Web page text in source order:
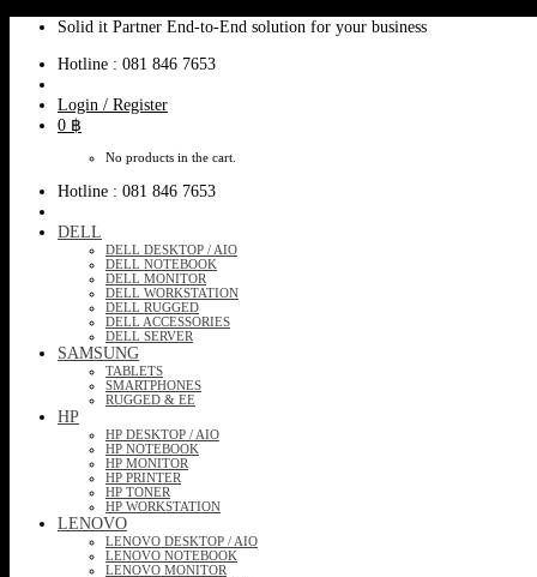
content
Solid it Partner End-to-End solution for your business
Hotline : 081 846 7653
Login / Register
0 ฿
No products in the cart.
Hotline : 081 846 7653
DELL
DELL DESKTOP / AIO
DELL NOTEBOOK
DELL MONITOR
DELL WORKSTATION
DELL RUGGED
DELL ACCESSORIES
DELL SERVER
SAMSUNG
TABLETS
SMARTPHONES
RUGGED & EE
HP
HP DESKTOP / AIO
HP NOTEBOOK
HP MONITOR
HP PRINTER
HP TONER
HP WORKSTATION
LENOVO
LENOVO DESKTOP / AIO
LENOVO NOTEBOOK
LENOVO MONITOR